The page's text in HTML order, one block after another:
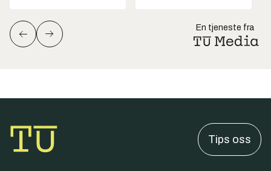
En tjeneste fra
Tips oss